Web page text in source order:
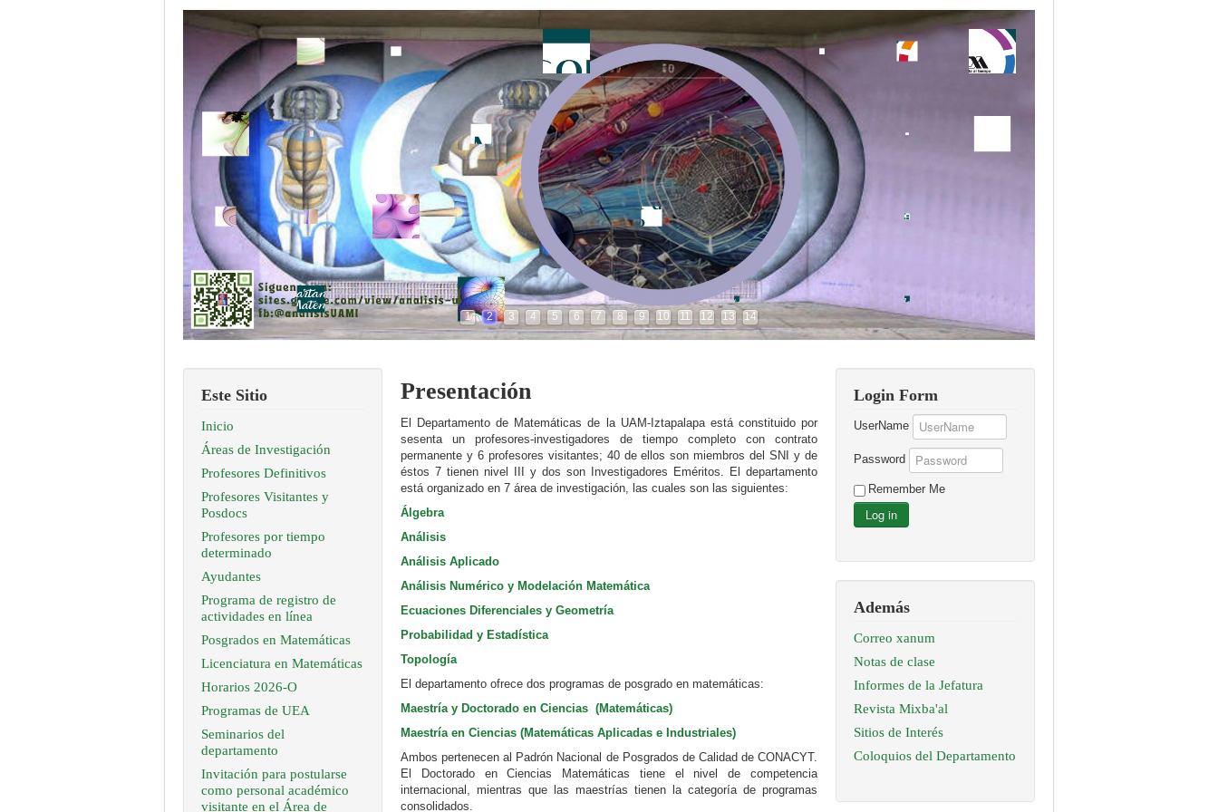
1 2 3 4 5 6 7 8 9 10 11 12 13 14
Este Sitio
Inicio
Áreas de Investigación
Profesores Definitivos
Profesores Visitantes y
Posdocs
Profesores por tiempo
determinado
Ayudantes
Programa de registro de
actividades en línea
Posgrados en Matemáticas
Licenciatura en Matemáticas
Horarios 2026-O
Programas de UEA
Seminarios del
departamento
Invitación para postularse
como personal académico
visitante en el Área de
Presentación
El Departamento de Matemáticas de la UAM-Iztapalapa está constituido por
sesenta un profesores-investigadores de tiempo completo con contrato
permanente y 6 profesores visitantes; 40 de ellos son miembros del SNI y de
éstos 7 tienen nivel III y dos son Investigadores Eméritos. El departamento
está organizado en 7 área de investigación, las cuales son las siguientes:
Álgebra
Análisis
Análisis Aplicado
Análisis Numérico y Modelación Matemática
Ecuaciones Diferenciales y Geometría
Probabilidad y Estadística
Topología
El departamento ofrece dos programas de posgrado en matemáticas:
Maestría y Doctorado en Ciencias (Matemáticas)
Maestría en Ciencias (Matemáticas Aplicadas e Industriales)
Ambos pertenecen al Padrón Nacional de Posgrados de Calidad de CONACYT.
El Doctorado en Ciencias Matemáticas tiene el nivel de competencia
internacional, mientras que las maestrías tienen la categoría de programas
consolidados.
Login Form
UserName
Password
Remember Me
Log in
Además
Correo xanum
Notas de clase
Informes de la Jefatura
Revista Mixba'al
Sitios de Interés
Coloquios del Departamento